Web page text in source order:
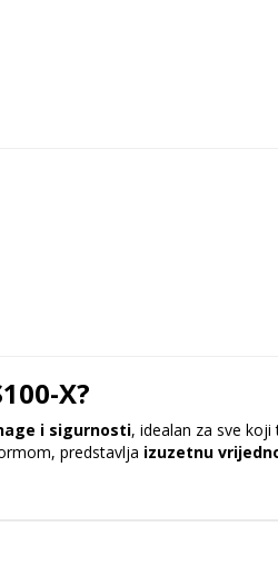
X?
i sigurnosti, idealan za sve
predstavlja izuzetnu